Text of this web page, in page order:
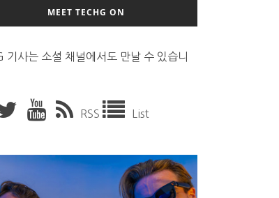
MEET TECHG ON
기사는 소셜 채널에서도 만날 수 있습니
RSS List